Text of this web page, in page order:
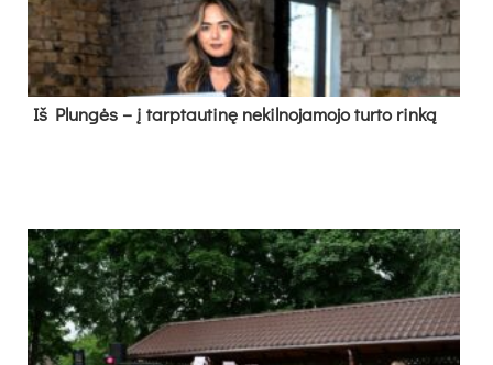
Iš Plungės – į tarptautinę nekilnojamojo turto rinką